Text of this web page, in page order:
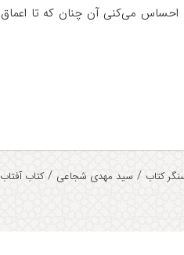
احساس می‌کنی آن چنان که تا
کتاب / سید مهدی شجاعی /کتاب